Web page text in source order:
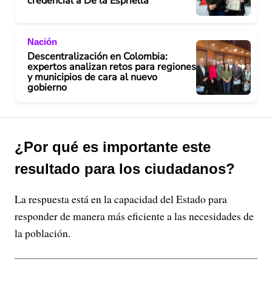
Nación
Descentralización en Colombia:
expertos analizan retos para regiones
y municipios de cara al nuevo
gobierno
¿Por qué es importante este
resultado para los ciudadanos?
La respuesta está en la capacidad del Estado para
responder de manera más eficiente a las necesidades de
la población.